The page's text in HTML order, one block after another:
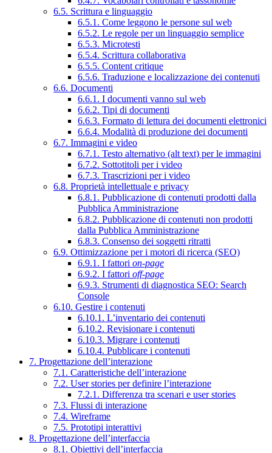
6.5. Scrittura e linguaggio
6.5.1. Come leggono le persone sul web
6.5.2. Le regole per un linguaggio semplice
6.5.3. Microtesti
6.5.4. Scrittura collaborativa
6.5.5. Content critique
6.5.6. Traduzione e localizzazione dei contenuti
6.6. Documenti
6.6.1. I documenti vanno sul web
6.6.2. Tipi di documenti
6.6.3. Formato di lettura dei documenti elettronici
6.6.4. Modalità di produzione dei documenti
6.7. Immagini e video
6.7.1. Testo alternativo (alt text) per le immagini
6.7.2. Sottotitoli per i video
6.7.3. Trascrizioni per i video
6.8. Proprietà intellettuale e privacy
6.8.1. Pubblicazione di contenuti prodotti dalla
Pubblica Amministrazione
6.8.2. Pubblicazione di contenuti non prodotti
dalla Pubblica Amministrazione
6.8.3. Consenso dei soggetti ritratti
6.9. Ottimizzazione per i motori di ricerca (SEO)
6.9.1. I fattori on-page
6.9.2. I fattori off-page
6.9.3. Strumenti di diagnostica SEO: Search
Console
6.10. Gestire i contenuti
6.10.1. L’inventario dei contenuti
6.10.2. Revisionare i contenuti
6.10.3. Migrare i contenuti
6.10.4. Pubblicare i contenuti
7. Progettazione dell’interazione
7.1. Caratteristiche dell’interazione
7.2. User stories per definire l’interazione
7.2.1. Differenza tra scenari e user stories
7.3. Flussi di interazione
7.4. Wireframe
7.5. Prototipi interattivi
8. Progettazione dell’interfaccia
8.1. Obiettivi dell’interfaccia